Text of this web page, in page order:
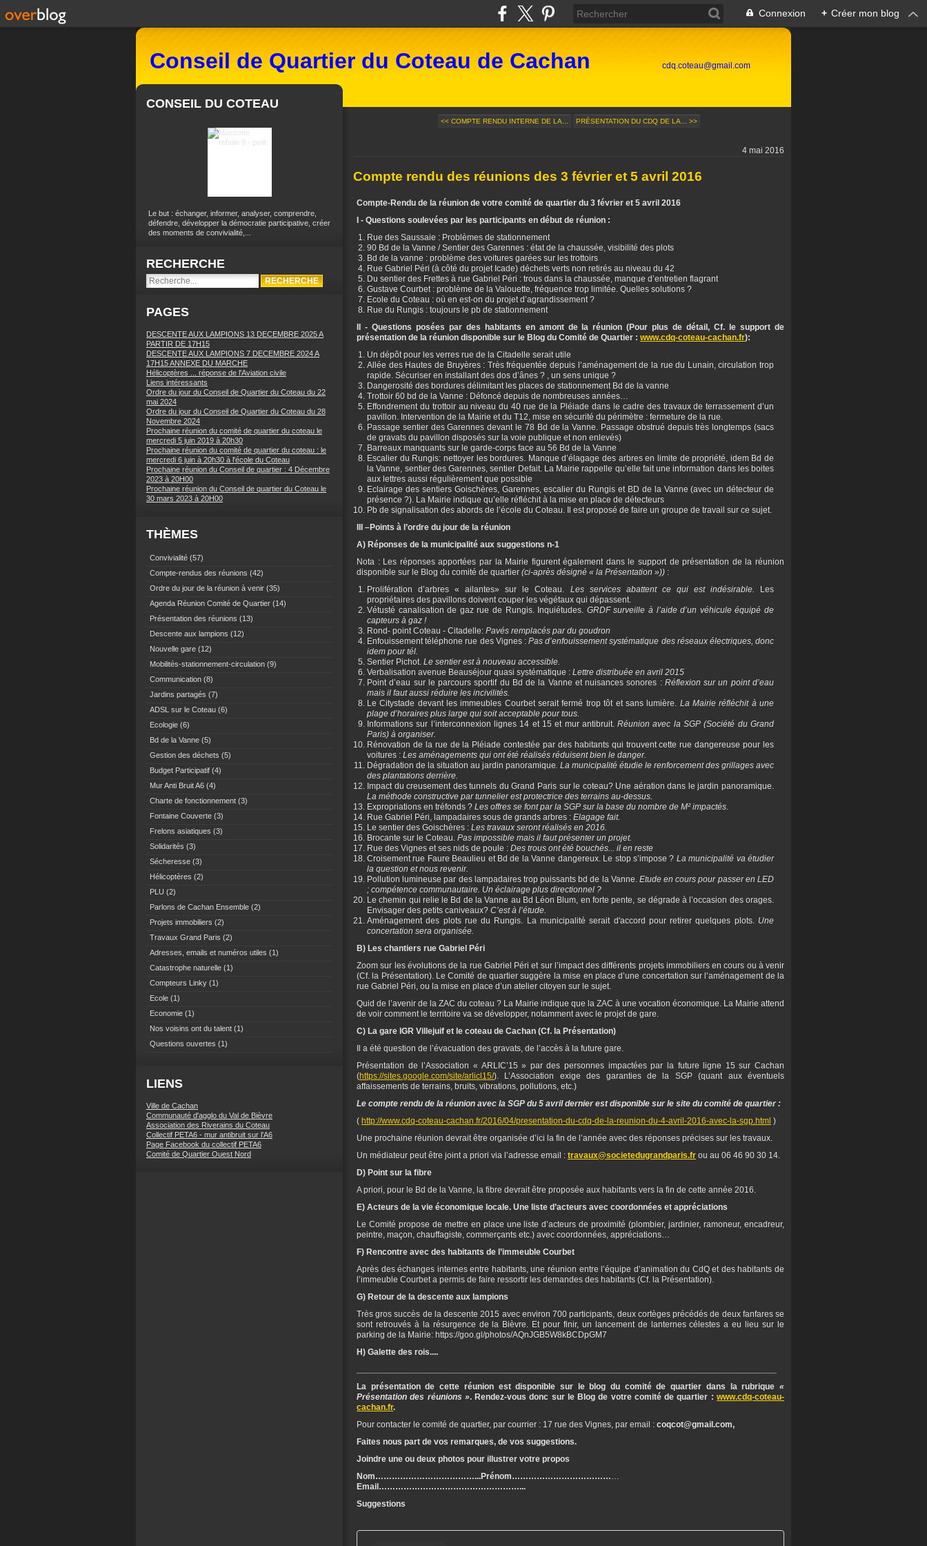
Connexion + Créer mon blog
Conseil de Quartier du Coteau de Cachan cdq.coteau@gmail.com
CONSEIL DU COTEAU
Le but : échanger, informer, analyser, comprendre,
défendre, développer la démocratie participative, créer
des moments de convivialité,...
RECHERCHE
PAGES
DESCENTE AUX LAMPIONS 13 DECEMBRE 2025 A
PARTIR DE 17H15
DESCENTE AUX LAMPIONS 7 DECEMBRE 2024 A
17H15 ANNEXE DU MARCHE
Hélicoptères ... réponse de l'Aviation civile
Liens intéressants
Ordre du jour du Conseil de Quartier du Coteau du 22
mai 2024
Ordre du jour du Conseil de Quartier du Coteau du 28
Novembre 2024
Prochaine réunion du comité de quartier du coteau le
mercredi 5 juin 2019 à 20h30
Prochaine réunion du comité de quartier du coteau : le
mercredi 6 juin à 20h30 à l'école du Coteau
Prochaine réunion du Conseil de quartier : 4 Décembre
2023 à 20H00
Prochaine réunion du Conseil de quartier du Coteau le
30 mars 2023 à 20H00
THÈMES
Convivialité (57)
Compte-rendus des réunions (42)
Ordre du jour de la réunion à venir (35)
Agenda Réunion Comité de Quartier (14)
Présentation des réunions (13)
Descente aux lampions (12)
Nouvelle gare (12)
Mobilités-stationnement-circulation (9)
Communication (8)
Jardins partagés (7)
ADSL sur le Coteau (6)
Ecologie (6)
Bd de la Vanne (5)
Gestion des déchets (5)
Budget Participatif (4)
Mur Anti Bruit A6 (4)
Charte de fonctionnement (3)
Fontaine Couverte (3)
Frelons asiatiques (3)
Solidarités (3)
Sécheresse (3)
Hélicoptères (2)
PLU (2)
Parlons de Cachan Ensemble (2)
Projets immobiliers (2)
Travaux Grand Paris (2)
Adresses, emails et numéros utiles (1)
Catastrophe naturelle (1)
Compteurs Linky (1)
Ecole (1)
Economie (1)
Nos voisins ont du talent (1)
Questions ouvertes (1)
LIENS
Ville de Cachan
Communauté d'agglo du Val de Bièvre
Association des Riverains du Coteau
Collectif PETA6 - mur antibruit sur l'A6
Page Facebook du collectif PETA6
Comité de Quartier Ouest Nord
<< COMPTE RENDU INTERNE DE LA... PRÉSENTATION DU CDQ DE LA... >>
4 mai 2016
Compte rendu des réunions des 3 février et 5 avril 2016
Compte-Rendu de la réunion de votre comité de quartier du 3 février et 5 avril 2016
I - Questions soulevées par les participants en début de réunion :
Rue des Saussaie : Problèmes de stationnement
90 Bd de la Vanne / Sentier des Garennes : état de la chaussée, visibilité des plots
Bd de la vanne : problème des voitures garées sur les trottoirs
Rue Gabriel Péri (à côté du projet Icade) déchets verts non retirés au niveau du 42
Du sentier des Frettes à rue Gabriel Péri : trous dans la chaussée, manque d’entretien flagrant
Gustave Courbet : problème de la Valouette, fréquence trop limitée. Quelles solutions ?
Ecole du Coteau : où en est-on du projet d’agrandissement ?
Rue du Rungis : toujours le pb de stationnement
II - Questions posées par des habitants en amont de la réunion (Pour plus de détail, Cf. le support de
présentation de la réunion disponible sur le Blog du Comité de Quartier : www.cdq-coteau-cachan.fr):
Un dépôt pour les verres rue de la Citadelle serait utile
Allée des Hautes de Bruyères : Très fréquentée depuis l’aménagement de la rue du Lunain, circulation trop
rapide. Sécuriser en installant des dos d’ânes ? , un sens unique ?
Dangerosité des bordures délimitant les places de stationnement Bd de la vanne
Trottoir 60 bd de la Vanne : Défoncé depuis de nombreuses années…
Effondrement du trottoir au niveau du 40 rue de la Pléiade dans le cadre des travaux de terrassement d’un
pavillon. Intervention de la Mairie et du T12, mise en sécurité du périmètre : fermeture de la rue.
Passage sentier des Garennes devant le 78 Bd de la Vanne. Passage obstrué depuis très longtemps (sacs
de gravats du pavillon disposés sur la voie publique et non enlevés)
Barreaux manquants sur le garde-corps face au 56 Bd de la Vanne
Escalier du Rungis: nettoyer les bordures. Manque d’élagage des arbres en limite de propriété, idem Bd de
la Vanne, sentier des Garennes, sentier Defait. La Mairie rappelle qu’elle fait une information dans les boites
aux lettres aussi régulièrement que possible
Eclairage des sentiers Goischères, Garennes, escalier du Rungis et BD de la Vanne (avec un détecteur de
présence ?). La Mairie indique qu’elle réfléchit à la mise en place de détecteurs
Pb de signalisation des abords de l’école du Coteau. Il est proposé de faire un groupe de travail sur ce sujet.
III –Points à l’ordre du jour de la réunion
A) Réponses de la municipalité aux suggestions n-1
Nota : Les réponses apportées par la Mairie figurent également dans le support de présentation de la réunion
disponible sur le Blog du comité de quartier (ci-après désigné « la Présentation »)) :
Prolifération d’arbres « ailantes» sur le Coteau. Les services abattent ce qui est indésirable.
Les
propriétaires des pavillons doivent couper les végétaux qui dépassent.
Vétusté canalisation de gaz rue de Rungis. Inquiétudes. GRDF surveille à l’aide d’un véhicule équipé de
capteurs à gaz !
Rond- point Coteau - Citadelle: Pavés remplacés par du goudron
Enfouissement téléphone rue des Vignes : Pas d’enfouissement systématique des réseaux électriques, donc
idem pour tél.
Sentier Pichot. Le sentier est à nouveau accessible.
Verbalisation avenue Beauséjour quasi systématique : Lettre distribuée en avril 2015
Point d’eau sur le parcours sportif du Bd de la Vanne et nuisances sonores : Réflexion sur un point d’eau
mais il faut aussi réduire les incivilités.
Le Citystade devant les immeubles Courbet serait fermé trop tôt et sans lumière. La Mairie réfléchit à une
plage d’horaires plus large qui soit acceptable pour tous.
Informations sur l’interconnexion lignes 14 et 15 et mur antibruit.Réunion avec la SGP (Société du Grand
Paris) à organiser.
Rénovation de la rue de la Pléiade contestée par des habitants qui trouvent cette rue dangereuse pour les
voitures : Les aménagements qui ont été réalisés réduisent bien le danger.
Dégradation de la situation au jardin panoramique. La municipalité étudie le renforcement des grillages avec
des plantations derrière.
Impact du creusement des tunnels du Grand Paris sur le coteau? Une aération dans le jardin panoramique.
La méthode constructive par tunnelier est protectrice des terrains au-dessus.
Expropriations en tréfonds ? Les offres se font par la SGP sur la base du nombre de M² impactés.
Rue Gabriel Péri, lampadaires sous de grands arbres : Elagage fait.
Le sentier des Goischères : Les travaux seront réalisés en 2016.
Brocante sur le Coteau. Pas impossible mais il faut présenter un projet.
Rue des Vignes et ses nids de poule : Des trous ont été bouchés... il en reste
Croisement rue Faure Beaulieu et Bd de la Vanne dangereux. Le stop s’impose ? La municipalité va étudier
la question et nous revenir.
Pollution lumineuse par des lampadaires trop puissants bd de la Vanne. Etude en cours pour passer en LED
; compétence communautaire. Un éclairage plus directionnel ?
Le chemin qui relie le Bd de la Vanne au Bd Léon Blum, en forte pente, se dégrade à l’occasion des orages.
Envisager des petits caniveaux? C’est à l’étude.
Aménagement des plots rue du Rungis. La municipalité serait d'accord pour retirer quelques plots. Une
concertation sera organisée.
B) Les chantiers rue Gabriel Péri
Zoom sur les évolutions de la rue Gabriel Péri et sur l’impact des différents projets immobiliers en cours ou à venir
(Cf. la Présentation). Le Comité de quartier suggère la mise en place d’une concertation sur l’aménagement de la
rue Gabriel Péri, ou la mise en place d’un atelier citoyen sur le sujet.
Quid de l’avenir de la ZAC du coteau ? La Mairie indique que la ZAC à une vocation économique. La Mairie attend
de voir comment le territoire va se développer, notamment avec le projet de gare.
C) La gare IGR Villejuif et le coteau de Cachan (Cf. la Présentation)
Il a été question de l’évacuation des gravats, de l’accès à la future gare.
Présentation de l’Association « ARLIC’15 » par des personnes impactées par la future ligne 15 sur Cachan
(https://sites.google.com/site/arlicl15/). L’Association exige des garanties de la SGP (quant aux éventuels
affaissements de terrains, bruits, vibrations, pollutions, etc.)
Le compte rendu de la réunion avec la SGP du 5 avril dernier est disponible sur le site du comité de quartier :
( http://www.cdq-coteau-cachan.fr/2016/04/presentation-du-cdq-de-la-reunion-du-4-avril-2016-avec-la-sgp.html )
Une prochaine réunion devrait être organisée d’ici la fin de l’année avec des réponses précises sur les travaux.
Un médiateur peut être joint a priori via l’adresse email : travaux@societedugrandparis.fr ou au 06 46 90 30 14.
D) Point sur la fibre
A priori, pour le Bd de la Vanne, la fibre devrait être proposée aux habitants vers la fin de cette année 2016.
E) Acteurs de la vie économique locale. Une liste d’acteurs avec coordonnées et appréciations
Le Comité propose de mettre en place une liste d’acteurs de proximité (plombier, jardinier, ramoneur, encadreur,
peintre, maçon, chauffagiste, commerçants etc.) avec coordonnées, appréciations…
F) Rencontre avec des habitants de l’immeuble Courbet
Après des échanges internes entre habitants, une réunion entre l’équipe d’animation du CdQ et des habitants de
l’immeuble Courbet a permis de faire ressortir les demandes des habitants (Cf. la Présentation).
G) Retour de la descente aux lampions
Très gros succès de la descente 2015 avec environ 700 participants, deux cortèges précédés de deux fanfares se
sont retrouvés à la résurgence de la Bièvre. Et pour finir, un lancement de lanternes célestes a eu lieu sur le
parking de la Mairie: https://goo.gl/photos/AQnJGB5W8kBCDpGM7
H) Galette des rois....
La présentation de cette réunion est disponible sur le blog du comité de quartier dans la rubrique «
Présentation des réunions ». Rendez-vous donc sur le Blog de votre comité de quartier :www.cdq-coteau-
cachan.fr.
Pour contacter le comité de quartier, par courrier : 17 rue des Vignes, par email : coqcot@gmail.com,
Faites nous part de vos remarques, de vos suggestions.
Joindre une ou deux photos pour illustrer votre propos
Nom………………………………...Prénom…………………………………
Email……………………………………………...
Suggestions